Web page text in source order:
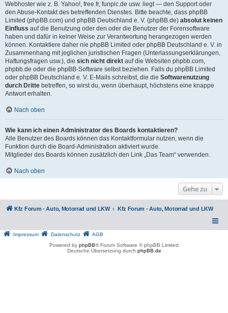
Webhoster wie z. B. Yahoo!, free.fr, funpic.de usw. liegt — den Support oder
den Abuse-Kontakt des betreffenden Dienstes. Bitte beachte, dass phpBB
Limited (phpBB.com) und phpBB Deutschland e. V. (phpBB.de) absolut keinen
Einfluss auf die Benutzung oder den oder die Benutzer der Forensoftware
haben und dafür in keiner Weise zur Verantwortung herangezogen werden
können. Kontaktiere daher nie phpBB Limited oder phpBB Deutschland e. V. in
Zusammenhang mit jeglichen juristischen Fragen (Unterlassungserklärungen,
Haftungsfragen usw.), die sich nicht direkt auf die Websiten phpbb.com,
phpbb.de oder die phpBB-Software selbst beziehen. Falls du phpBB Limited
oder phpBB Deutschland e. V. E-Mails schreibst, die die Softwarenutzung
durch Dritte betreffen, so wirst du, wenn überhaupt, höchstens eine knappe
Antwort erhalten.
Nach oben
Wie kann ich einen Administrator des Boards kontaktieren?
Alle Benutzer des Boards können das Kontaktformular nutzen, wenn die
Funktion durch die Board-Administration aktiviert wurde.
Mitglieder des Boards können zusätzlich den Link „Das Team“ verwenden.
Nach oben
Gehe zu
Kfz Forum - Auto, Motorrad und LKW Kfz Forum - Auto, Motorrad und LKW
Impressum Datenschutz
AGB
Powered by phpBB® Forum Software © phpBB Limited
Deutsche Übersetzung durch phpBB.de